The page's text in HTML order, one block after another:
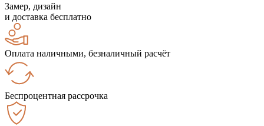
Замер, дизайн
и доставка бесплатно
Оплата наличными, безналичный расчёт
Беспроцентная рассрочка